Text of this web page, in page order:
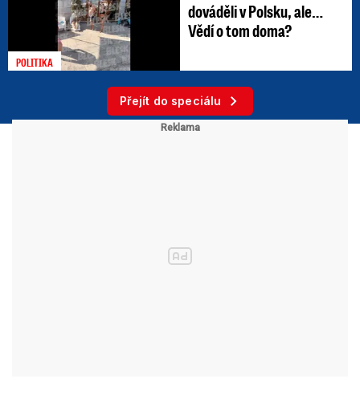
POLITIKA
dováděli v Polsku, ale…
Vědí o tom doma?
Přejít do speciálu